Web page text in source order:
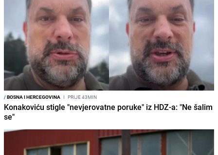
/BOSNA I HERCEGOVINA I PRIJE 43MIN
Konakoviću stigle "nevjerovatne poruke" iz HDZ-a: "Ne šalim
se"